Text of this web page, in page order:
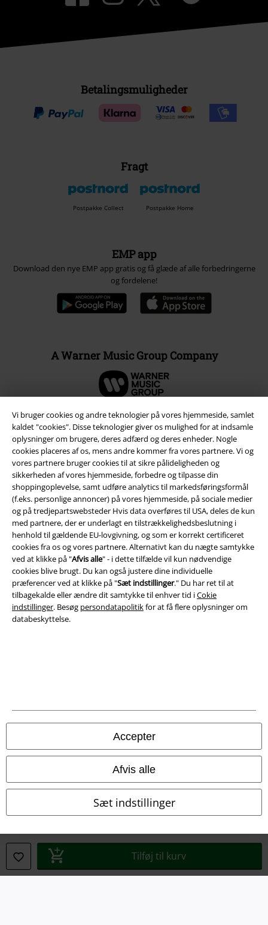
Vi bruger cookies og andre teknologier på vores hjemmeside, samlet
kaldet "cookies". Disse teknologier giver os mulighed for at indsamle
oplysninger om brugere, deres adfærd og deres enheder. Nogle
cookies placeres af os, mens andre kommer fra vores partnere. Vi og
vores partnere bruger cookies til at sikre pålideligheden og
sikkerheden af ​​vores hjemmeside, forbedre og tilpasse din
shoppingoplevelse, samt udføre analytics til markedsføringsformål
(f.eks. personlige annoncer) på vores hjemmeside, på sociale medier
og på tredjepartswebsteder Hvis data overføres til USA, deles de kun
med partnere, der er underlagt en tilstrækkelighedsbeslutning i
henhold til gældende EU-lovgivning, og som er korrekt certificeret
cookies fra os og vores partnere. Alternativt kan du nægte samtykke
ved at klikke på "Afvis alle" - i dette tilfælde vil kun nødvendige
cookies blive brugt. Du kan også justere dine individuelle
præferencer ved at klikke på "Sæt indstillinger." Du har ret til at
tilbagekalde eller ændre dit samtykke til enhver tid iCokie
indstillinger. Besøg persondatapolitikfor at få flere oplysninger om
databeskyttelse.
Accepter
Afvis alle
Sæt indstillinger
Tilføj til kurv
Betalingsmuligheder
Fragt
Postpakke Collect Postpakke Home
EMP app
Download den nye EMP app gratis og få glæde af alle forbedringerne
og fordelene!
A Warner Music Group Company
Juridisk
Salgs-, medlems- & leveringsbetingelser
Om EMP Danmark
Persondatapolitik
Cokie indstillinger
Alle priser er inkl. moms. Oplyst leveringstid er et estimat og ikke
EMP Webshops